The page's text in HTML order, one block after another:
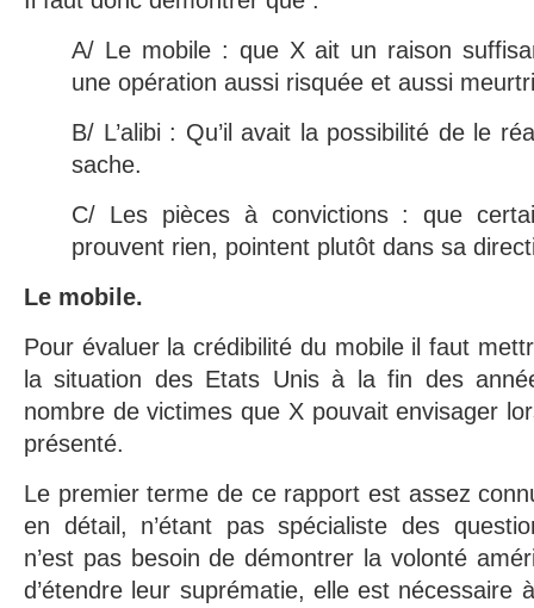
A/ Le mobile : que X ait un raison
une opération aussi risquée et aussi
B/ L’alibi : Qu’il avait la possibilité de le
sache.
C/ Les pièces à convictions : que
prouvent rien, pointent plutôt dans sa
Le mobile.
Pour évaluer la crédibilité du mobile il faut
la situation des Etats Unis à la fin des
nombre de victimes que X pouvait envisager
présenté.
Le premier terme de ce rapport est assez
en détail, n’étant pas spécialiste des
n’est pas besoin de démontrer la volonté
d’étendre leur suprématie, elle est nécessaire